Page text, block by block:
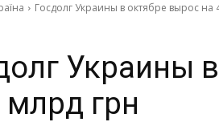
Госдолг Украины в октябре вырос на
Украины
млрд грн